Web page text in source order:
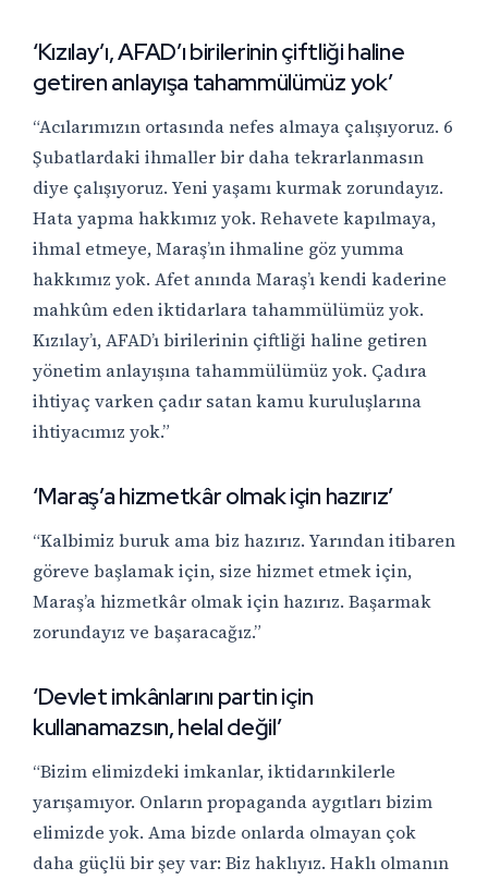
‘Kızılay’ı, AFAD’ı birilerinin çiftliği haline
getiren anlayışa tahammülümüz yok’
“Acılarımızın ortasında nefes almaya çalışıyoruz. 6
Şubatlardaki ihmaller bir daha tekrarlanmasın
diye çalışıyoruz. Yeni yaşamı kurmak zorundayız.
Hata yapma hakkımız yok. Rehavete kapılmaya,
ihmal etmeye, Maraş’ın ihmaline göz yumma
hakkımız yok. Afet anında Maraş’ı kendi kaderine
mahkûm eden iktidarlara tahammülümüz yok.
Kızılay’ı, AFAD’ı birilerinin çiftliği haline getiren
yönetim anlayışına tahammülümüz yok. Çadıra
ihtiyaç varken çadır satan kamu kuruluşlarına
ihtiyacımız yok.”
‘Maraş’a hizmetkâr olmak için hazırız’
“Kalbimiz buruk ama biz hazırız. Yarından itibaren
göreve başlamak için, size hizmet etmek için,
Maraş’a hizmetkâr olmak için hazırız. Başarmak
zorundayız ve başaracağız.”
‘Devlet imkânlarını partin için
kullanamazsın, helal değil’
“Bizim elimizdeki imkanlar, iktidarınkilerle
yarışamıyor. Onların propaganda aygıtları bizim
elimizde yok. Ama bizde onlarda olmayan çok
daha güçlü bir şey var: Biz haklıyız. Haklı olmanın